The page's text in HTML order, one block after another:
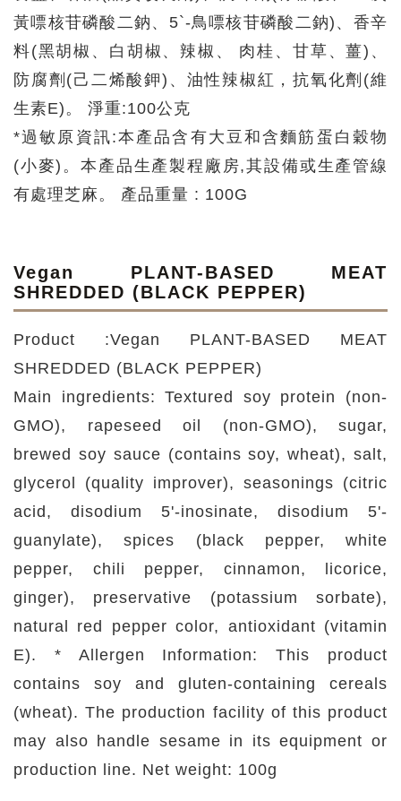
黃嘌核苷磷酸二鈉、5`-鳥嘌核苷磷酸二鈉)、香辛
料(黑胡椒、白胡椒、辣椒、 肉桂、甘草、薑)、
防腐劑(己二烯酸鉀)、油性辣椒紅，抗氧化劑(維
生素E)。 淨重:100公克
*過敏原資訊:本產品含有大豆和含麵筋蛋白穀物
(小麥)。本產品生產製程廠房,其設備或生產管線
有處理芝麻。 產品重量 : 100G
Vegan PLANT-BASED MEAT
SHREDDED (BLACK PEPPER)
Product :Vegan PLANT-BASED MEAT
SHREDDED (BLACK PEPPER)
Main ingredients: Textured soy protein (non-
GMO), rapeseed oil (non-GMO), sugar,
brewed soy sauce (contains soy, wheat), salt,
glycerol (quality improver), seasonings (citric
acid, disodium 5'-inosinate, disodium 5'-
guanylate), spices (black pepper, white
pepper, chili pepper, cinnamon, licorice,
ginger), preservative (potassium sorbate),
natural red pepper color, antioxidant (vitamin
E). * Allergen Information: This product
contains soy and gluten-containing cereals
(wheat). The production facility of this product
may also handle sesame in its equipment or
production line. Net weight: 100g